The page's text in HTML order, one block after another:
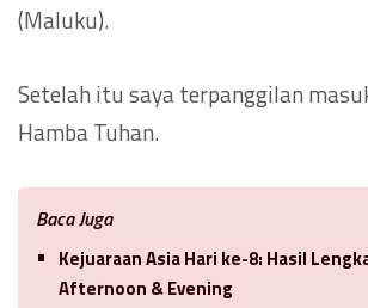
(Maluku).
Setelah itu saya terpanggilan
Hamba Tuhan.
Baca Juga
Kejuaraan Asia Hari ke-8: Hasil
Afternoon & Evening